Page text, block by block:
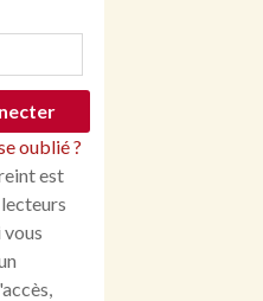
oublié ?
est
vous